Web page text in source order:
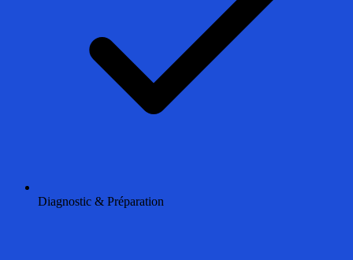
Diagnostic & Préparation